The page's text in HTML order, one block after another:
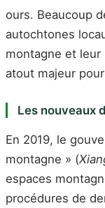
ours. Beaucoup
autochtones
montagne et
atout majeur
Les nouveaux
En 2019, le
montagne » (
espaces
procédures de